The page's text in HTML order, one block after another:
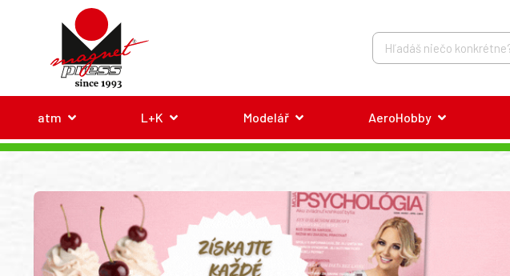
atm L+K Modelář AeroHobby